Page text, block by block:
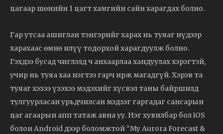
цагаар шөнийн 1 цагт хамгийн сайн харагдах болно.
Гар утсаа ашиглан тэнгэрийг харах нь туяаг нүдээр
харахаас өмнө илүү тодорхой харагдуулж болно.
Гэхдээ бусад чиглэлд ч анхаарлаа хандуулах хэрэгтэй,
учир нь туяа хаа нэгтээ гарч ирж магадгүй. Хэрэв та
туяаг хэзээ үзэхээ мэдэхийг хүсвэл таны байршилд
тулгуурласан урьдчилсан мэдээг гаргадаг сансарын
цаг агаарын апп татаж авна уу. Нэг хувилбар бол iOS
болон Android дээр боломжтой “My Aurora Forecast &